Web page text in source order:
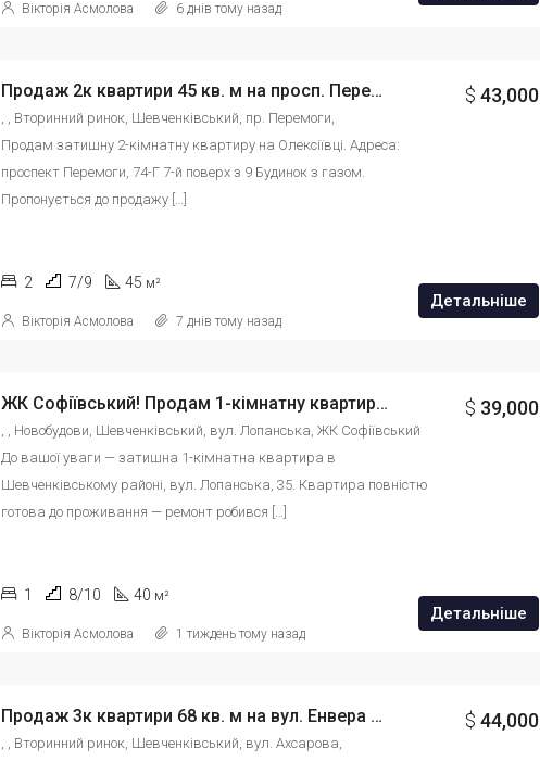
Вікторія Асмолова 6 днів тому назад
Продаж 2к квартири 45 кв. м на просп. Перемоги id: 8879645461345 $ 43,000
, , Вторинний ринок, Шевченківський, пр. Перемоги,
Продам затишну 2-кімнатну квартиру на Олексіївці. Адреса:
проспект Перемоги, 74-Г 7-й поверх з 9 Будинок з газом.
Пропонується до продажу […]
2 7/9 45 м²
Детальніше
Вікторія Асмолова 7 днів тому назад
ЖК Софіївський! Продам 1-кімнатну квартиру 40 м² з ремонтом, вул. Лопанська. id: 8548796431546 $ 39,000
, , Новобудови, Шевченківський, вул. Лопанська, ЖК Софіївський
До вашої уваги — затишна 1-кімнатна квартира в
Шевченківському районі, вул. Лопанська, 35. Квартира повністю
готова до проживання — ремонт робився […]
1 8/10 40 м²
Детальніше
Вікторія Асмолова 1 тиждень тому назад
Продаж 3к квартири 68 кв. м на вул. Енвера Ахсарова 17 id: 85489764312645 $ 44,000
, , Вторинний ринок, Шевченківський, вул. Ахсарова,